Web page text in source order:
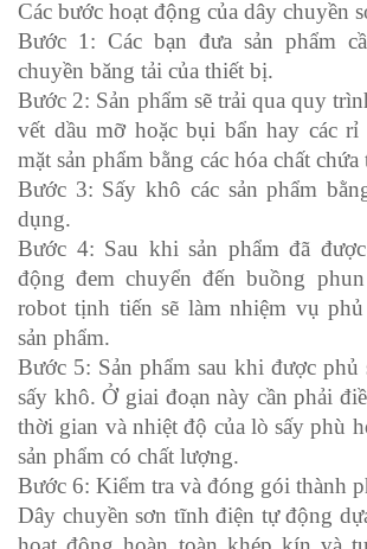
Các bước hoạt động của dây chuyền
Bước 1: Các bạn đưa sản phẩm
chuyền băng tải của thiết bị.
Bước 2: Sản phẩm sẽ trải qua quy
vết dầu mỡ hoặc bụi bẩn hay các rỉ
mặt sản phẩm bằng các hóa chất chứa
Bước 3: Sấy khô các sản phẩm
dụng.
Bước 4: Sau khi sản phẩm đã
động đem chuyển đến buồng
robot tịnh tiến sẽ làm nhiệm vụ
sản phẩm.
Bước 5: Sản phẩm sau khi được phủ
sấy khô. Ở giai đoạn này cần phải
thời gian và nhiệt độ của lò sấy phù
sản phẩm có chất lượng.
Bước 6: Kiểm tra và đóng gói thành
Dây chuyền sơn tĩnh điện tự động